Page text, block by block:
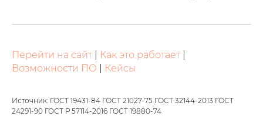
Перейти на сайт| Как это работает|
Возможности ПО
Кейсы
Источник: ГОСТ 19431-84 ГОСТ 21027-75 ГОСТ 32144-2013 ГОСТ
24291-90 ГОСТ Р 57114-2016 ГОСТ 19880-74